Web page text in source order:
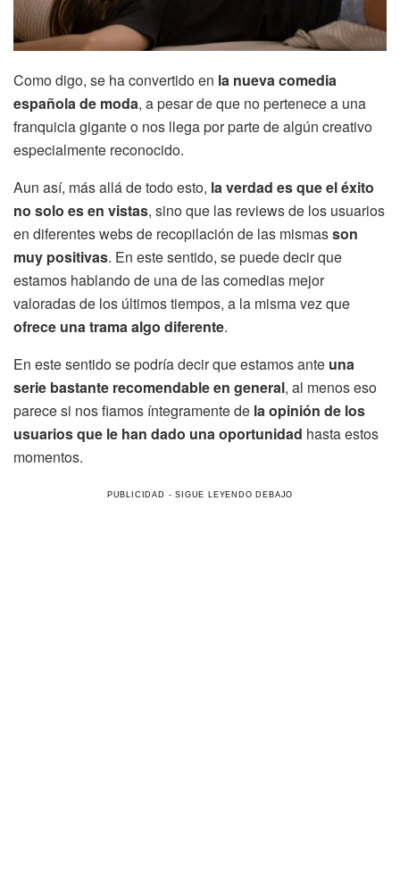
Como digo, se ha convertido en la nueva comedia
española de moda, a pesar de que no pertenece a una
franquicia gigante o nos llega por parte de algún creativo
especialmente reconocido.
Aun así, más allá de todo esto, la verdad es que el éxito
no solo es en vistas, sino que las reviews de los usuarios
en diferentes webs de recopilación de las mismasson
muy positivas. En este sentido, se puede decir que
estamos hablando de una de las comedias mejor
valoradas de los últimos tiempos, a la misma vez que
ofrece una trama algo diferente.
En este sentido se podría decir que estamos ante una
serie bastante recomendable en general, al menos eso
parece si nos fiamos íntegramente de la opinión de los
usuarios que le han dado una oportunidad hasta estos
momentos.